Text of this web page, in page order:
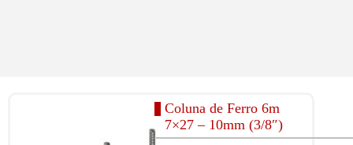
Coluna de Ferro 6m
7×27 – 10mm (3/8″)